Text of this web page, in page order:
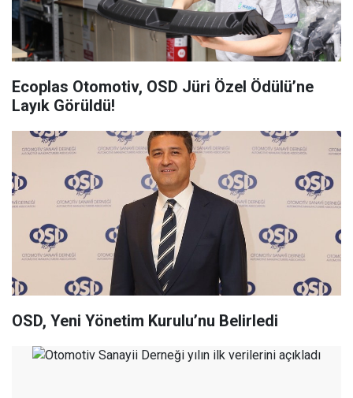
Ecoplas Otomotiv, OSD Jüri Özel Ödülü’ne
Layık Görüldü!
OSD, Yeni Yönetim Kurulu’nu Belirledi